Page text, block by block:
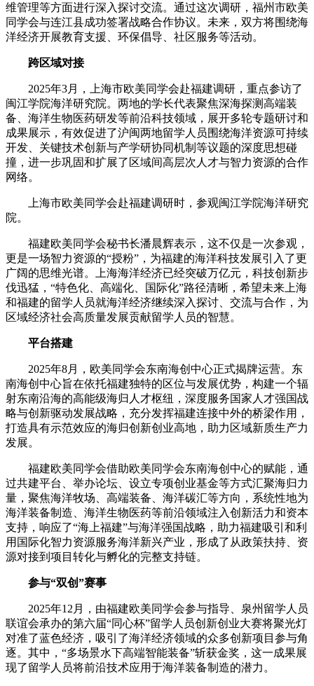
维管理等方面进行深入探讨交流。通过这次调研，福州市欧美
同学会与连江县成功签署战略合作协议。未来，双方将围绕海
洋经济开展教育支援、环保倡导、社区服务等活动。
跨区域对接
2025年3月，上海市欧美同学会赴福建调研，重点参访了
闽江学院海洋研究院。两地的学长代表聚焦深海探测高端装
备、海洋生物医药研发等前沿科技领域，展开多轮专题研讨和
成果展示，有效促进了沪闽两地留学人员围绕海洋资源可持续
开发、关键技术创新与产学研协同机制等议题的深度思想碰
撞，进一步巩固和扩展了区域间高层次人才与智力资源的合作
网络。
上海市欧美同学会赴福建调研时，参观闽江学院海洋研究
院。
福建欧美同学会秘书长潘晨辉表示，这不仅是一次参观，
更是一场智力资源的“授粉”，为福建的海洋科技发展引入了更
广阔的思维光谱。上海海洋经济已经突破万亿元，科技创新步
伐迅猛，“特色化、高端化、国际化”路径清晰，希望未来上海
和福建的留学人员就海洋经济继续深入探讨、交流与合作，为
区域经济社会高质量发展贡献留学人员的智慧。
平台搭建
2025年8月，欧美同学会东南海创中心正式揭牌运营。东
南海创中心旨在依托福建独特的区位与发展优势，构建一个辐
射东南沿海的高能级海归人才枢纽，深度服务国家人才强国战
略与创新驱动发展战略，充分发挥福建连接中外的桥梁作用，
打造具有示范效应的海归创新创业高地，助力区域新质生产力
发展。
福建欧美同学会借助欧美同学会东南海创中心的赋能，通
过共建平台、举办论坛、设立专项创业基金等方式汇聚海归力
量，聚焦海洋牧场、高端装备、海洋碳汇等方向，系统性地为
海洋装备制造、海洋生物医药等前沿领域注入创新活力和资本
支持，响应了“海上福建”与海洋强国战略，助力福建吸引和利
用国际化智力资源服务海洋新兴产业，形成了从政策扶持、资
源对接到项目转化与孵化的完整支持链。
参与“双创”赛事
2025年12月，由福建欧美同学会参与指导、泉州留学人员
联谊会承办的第六届“同心杯”留学人员创新创业大赛将聚光灯
对准了蓝色经济，吸引了海洋经济领域的众多创新项目参与角
逐。其中，“多场景水下高端智能装备”斩获金奖，这一成果展
现了留学人员将前沿技术应用于海洋装备制造的潜力。